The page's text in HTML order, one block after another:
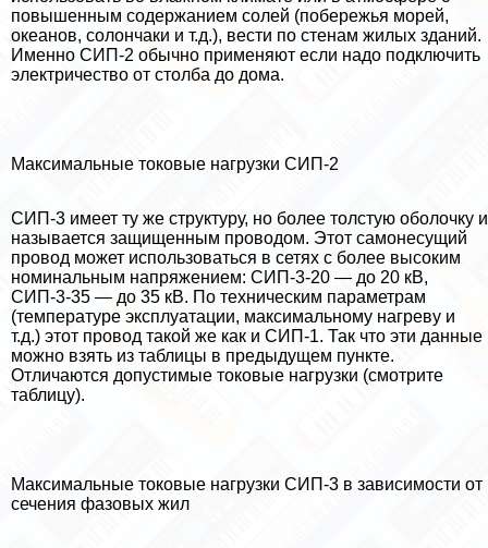
повышенным содержанием солей (побережья морей,
океанов, солончаки и т.д.), вести по стенам жилых зданий.
Именно СИП-2 обычно применяют если надо подключить
электричество от столба до дома.
Максимальные токовые нагрузки СИП-2
СИП-3 имеет ту же структуру, но более толстую оболочку и
называется защищенным проводом. Этот самонесущий
провод может использоваться в сетях с более высоким
номинальным напряжением: СИП-3-20 — до 20 кВ,
СИП-3-35 — до 35 кВ. По техническим параметрам
(температуре эксплуатации, максимальному нагреву и
т.д.) этот провод такой же как и СИП-1. Так что эти данные
можно взять из таблицы в предыдущем пункте.
Отличаются допустимые токовые нагрузки (смотрите
таблицу).
Максимальные токовые нагрузки СИП-3 в зависимости от
сечения фазовых жил